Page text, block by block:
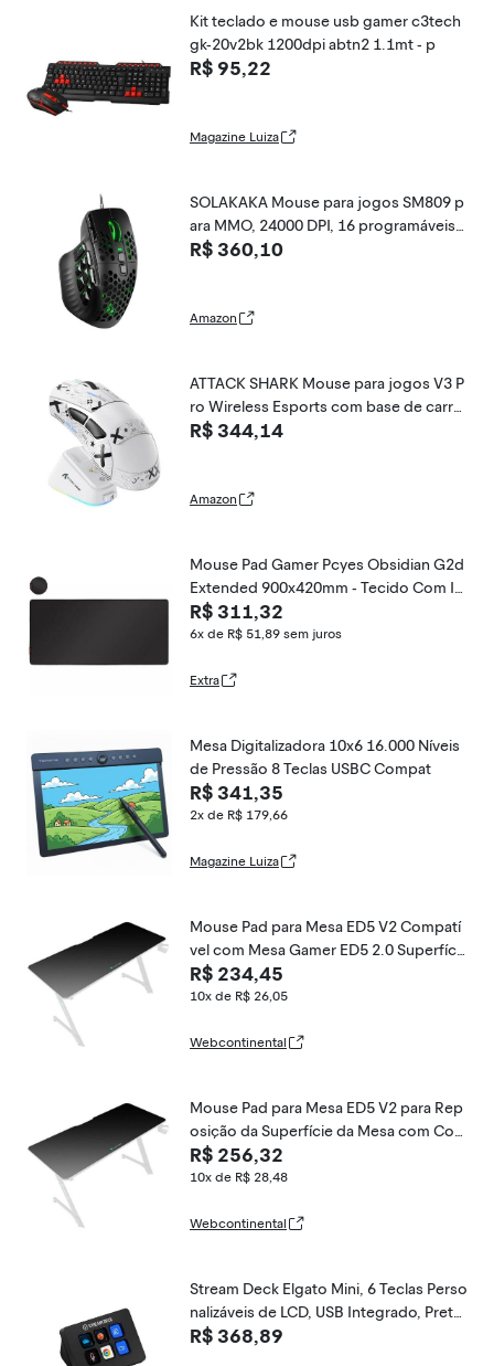
Kit teclado e mouse usb gamer c3tech
gk-20v2bk 1200dpi abtn2 1.1mt - p
R$ 95,22
Magazine Luiza
SOLAKAKA Mouse para jogos SM809 p
ara MMO, 24000 DPI, 16 programáveis,
mouse RGB para jogos de PC, preto
R$ 360,10
Amazon
ATTACK SHARK Mouse para jogos V3 P
ro Wireless Esports com base de carre
gamento magnético: 62 g leve - 1K Polli
ara PC Laptop gamer
R$ 344,14
Amazon
Mouse Pad Gamer Pcyes Obsidian G2d
Extended 900x420mm - Tecido Com In
fus??o De Vidro - Pempg2dex
R$ 311,32
6x de R$ 51,89 sem juros
Extra
Mesa Digitalizadora 10x6 16.000 Níveis
de Pressão 8 Teclas USBC Compat
R$ 341,35
2x de R$ 179,66
Magazine Luiza
Mouse Pad para Mesa ED5 V2 Compatí
vel com Mesa Gamer ED5 2.0 Superfíci
e de Reposição Preta Thunderx3
R$ 234,45
10x de R$ 26,05
Webcontinental
Mouse Pad para Mesa ED5 V2 para Rep
osição da Superfície da Mesa com Con
forto para Uso Prolongado Preto Thun
derx3
R$ 256,32
10x de R$ 28,48
Webcontinental
Stream Deck Elgato Mini, 6 Teclas Perso
nalizáveis de LCD, USB Integrado, Preto
- 10GAI9901
R$ 368,89